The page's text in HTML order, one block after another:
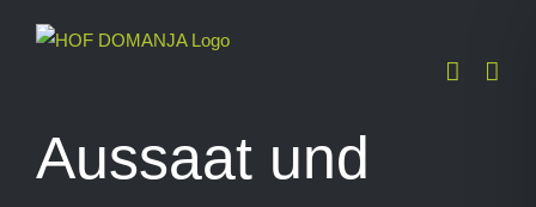
Inhalt
Aussaat und